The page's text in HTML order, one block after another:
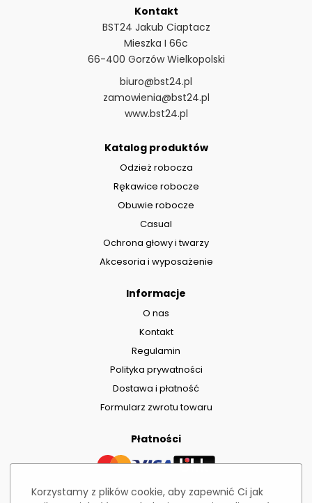
Kontakt
BST24 Jakub Ciaptacz
Mieszka I 66c
66-400 Gorzów Wielkopolski
biuro@bst24.pl
zamowienia@bst24.pl
www.bst24.pl
Katalog produktów
Odzież robocza
Rękawice robocze
Obuwie robocze
Casual
Ochrona głowy i twarzy
Akcesoria i wyposażenie
Informacje
O nas
Kontakt
Regulamin
Polityka prywatności
Dostawa i płatność
Formularz zwrotu towaru
Płatności
Dostawa
Korzystamy z plików cookie, aby zapewnić Ci jak